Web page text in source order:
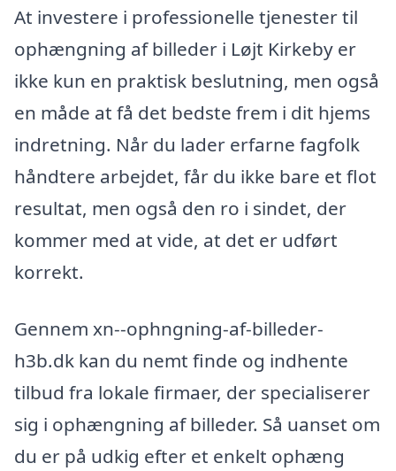
At investere i professionelle tjenester til
ophængning af billeder i Løjt Kirkeby er
ikke kun en praktisk beslutning, men også
en måde at få det bedste frem i dit hjems
indretning. Når du lader erfarne fagfolk
håndtere arbejdet, får du ikke bare et flot
resultat, men også den ro i sindet, der
kommer med at vide, at det er udført
korrekt.
Gennem xn--ophngning-af-billeder-
h3b.dk kan du nemt finde og indhente
tilbud fra lokale firmaer, der specialiserer
sig i ophængning af billeder. Så uanset om
du er på udkig efter et enkelt ophæng